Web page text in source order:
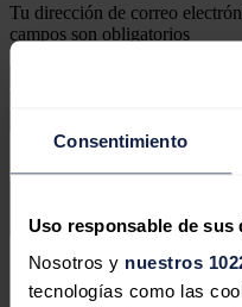
Consentimiento
Uso responsable de sus
Nosotros y nuestros
tecnologías como las
Tu dirección de correo
campos son obligatorios
Este sitio web está protegido
privacidadyTérminos de
Enviar comentario
Síguenos en redes sociales